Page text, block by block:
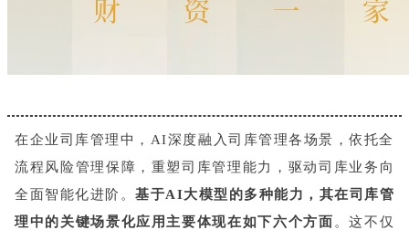
在企业司库管理中，AI深度融入司库管理各场景，依托全
流程风险管理保障，重塑司库管理能力，驱动司库业务向
全面智能化进阶。 基于AI大模型的多种能力，其在司库管
理中的关键场景化应用主要体现在如下六个方面 。这不仅